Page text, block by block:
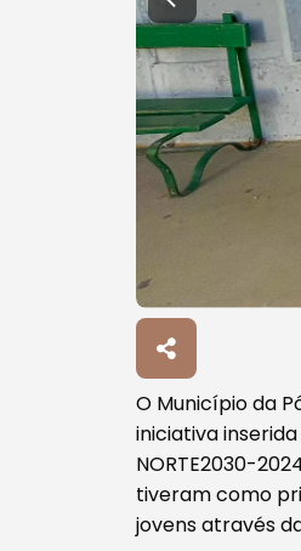
O Município da
iniciativa
NORTE2030-
tiveram como
jovens através